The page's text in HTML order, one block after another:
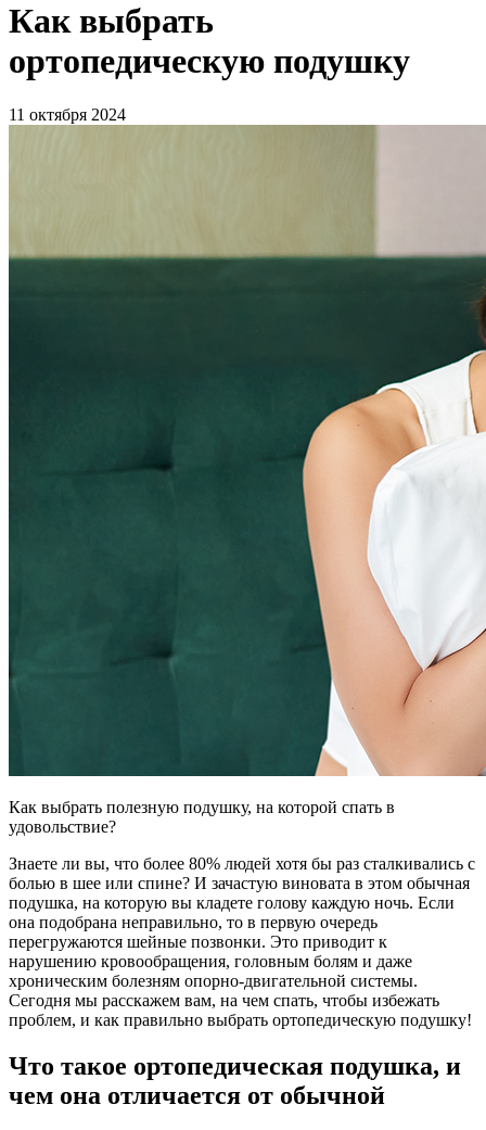
Как выбрать
ортопедическую подушку
11 октября 2024
Как выбрать полезную подушку, на которой спать в
удовольствие?
Знаете ли вы, что более 80% людей хотя бы раз сталкивались с
болью в шее или спине? И зачастую виновата в этом обычная
подушка, на которую вы кладете голову каждую ночь. Если
она подобрана неправильно, то в первую очередь
перегружаются шейные позвонки. Это приводит к
нарушению кровообращения, головным болям и даже
хроническим болезням опорно-двигательной системы.
Сегодня мы расскажем вам, на чем спать, чтобы избежать
проблем, и как правильно выбрать ортопедическую подушку!
Что такое ортопедическая подушка, и
чем она отличается от обычной